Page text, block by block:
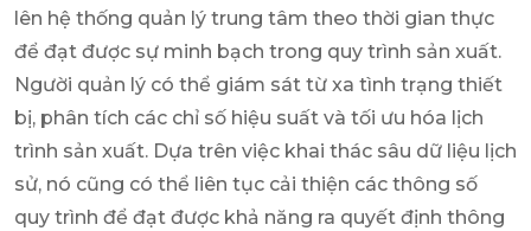
lên hệ thống quản lý trung tâm theo thời gian thực
để đạt được sự minh bạch trong quy trình sản xuất.
Người quản lý có thể giám sát từ xa tình trạng thiết
bị, phân tích các chỉ số hiệu suất và tối ưu hóa lịch
trình sản xuất. Dựa trên việc khai thác sâu dữ liệu lịch
sử, nó cũng có thể liên tục cải thiện các thông số
quy trình để đạt được khả năng ra quyết định thông